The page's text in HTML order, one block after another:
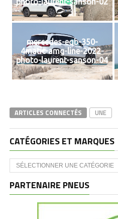
mercedes-eqb-350-
4matic-amg-line-2022-
photo-laurent-sanson-04
ARTICLES CONNECTÉS UNE
CATÉGORIES ET MARQUES
Catégories
et
PARTENAIRE PNEUS